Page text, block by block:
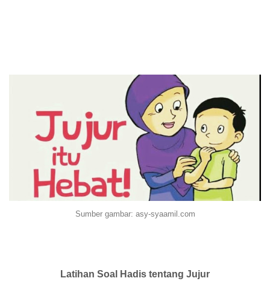
Sumber gambar: asy-syaamil.com
Latihan Soal Hadis tentang Jujur